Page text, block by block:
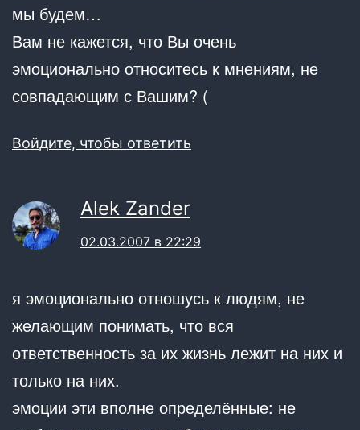
мы будем…
Вам не кажется, что Вы очень
эмоционально относитесь к мнениям, не
совпадающим с Вашим? (
Войдите, чтобы ответить
Alek Zander
02.03.2007 в 22:29
я эмоционально отношусь к людям, не
желающим понимать, что вся
ответственность за их жизнь лежит на них и
только на них.
эмоции эти вполне определённые: не